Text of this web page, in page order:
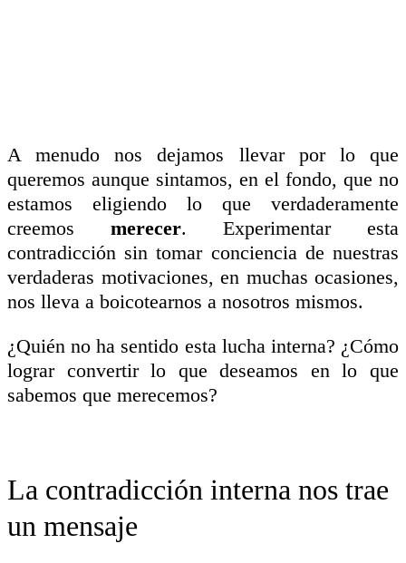
A menudo nos dejamos llevar por lo que
queremos aunque sintamos, en el fondo, que no
estamos eligiendo lo que verdaderamente
creemos merecer. Experimentar esta
contradicción sin tomar conciencia de nuestras
verdaderas motivaciones, en muchas ocasiones,
nos lleva a boicotearnos a nosotros mismos.
¿Quién no ha sentido esta lucha interna? ¿Cómo
lograr convertir lo que deseamos en lo que
sabemos que merecemos?
La contradicción interna nos trae
un mensaje